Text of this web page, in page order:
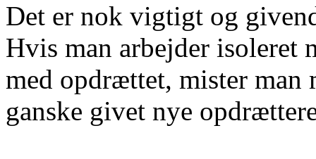
Det er nok vigtigt og
Hvis man arbejder isoleret
med opdrættet, mister man
ganske givet nye